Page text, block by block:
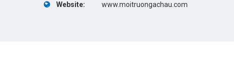
Website:
www.moitruongachau.com